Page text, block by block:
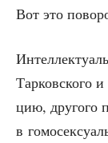
Вот это
Тар­ков­ско­го
цию, дру­го­го
в